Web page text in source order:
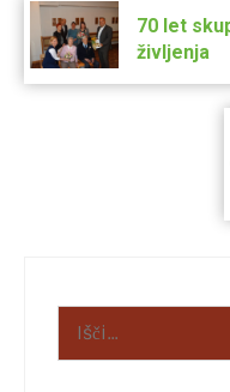
navigation
70 let
življenja